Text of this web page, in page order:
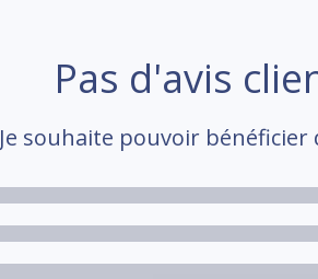
Pas d'avis
Je souhaite pouvoir bénéficier